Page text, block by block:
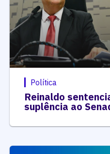
Política
Reinaldo
suplência ao